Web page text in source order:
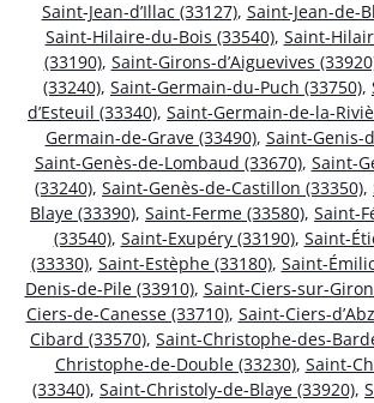
Saint-Jean-d’Illac (33127), Saint-Jean-de-
Saint-Hilaire-du-Bois (33540), Saint-
(33190), Saint-Girons-d’Aiguevives
(33240), Saint-Germain-du-Puch (33750),
d’Esteuil (33340), Saint-Germain-de-la-
Germain-de-Grave (33490), Saint-Genis-
Saint-Genès-de-Lombaud (33670), Saint-
(33240), Saint-Genès-de-Castillon (33350),
Blaye (33390), Saint-Ferme (33580), Saint-
(33540), Saint-Exupéry (33190), Saint-
(33330), Saint-Estèphe (33180), Saint-
Denis-de-Pile (33910), Saint-Ciers-sur-
Ciers-de-Canesse (33710), Saint-Ciers-
Cibard (33570), Saint-Christophe-des-
Christophe-de-Double (33230), Saint-
(33340), Saint-Christoly-de-Blaye (33920),